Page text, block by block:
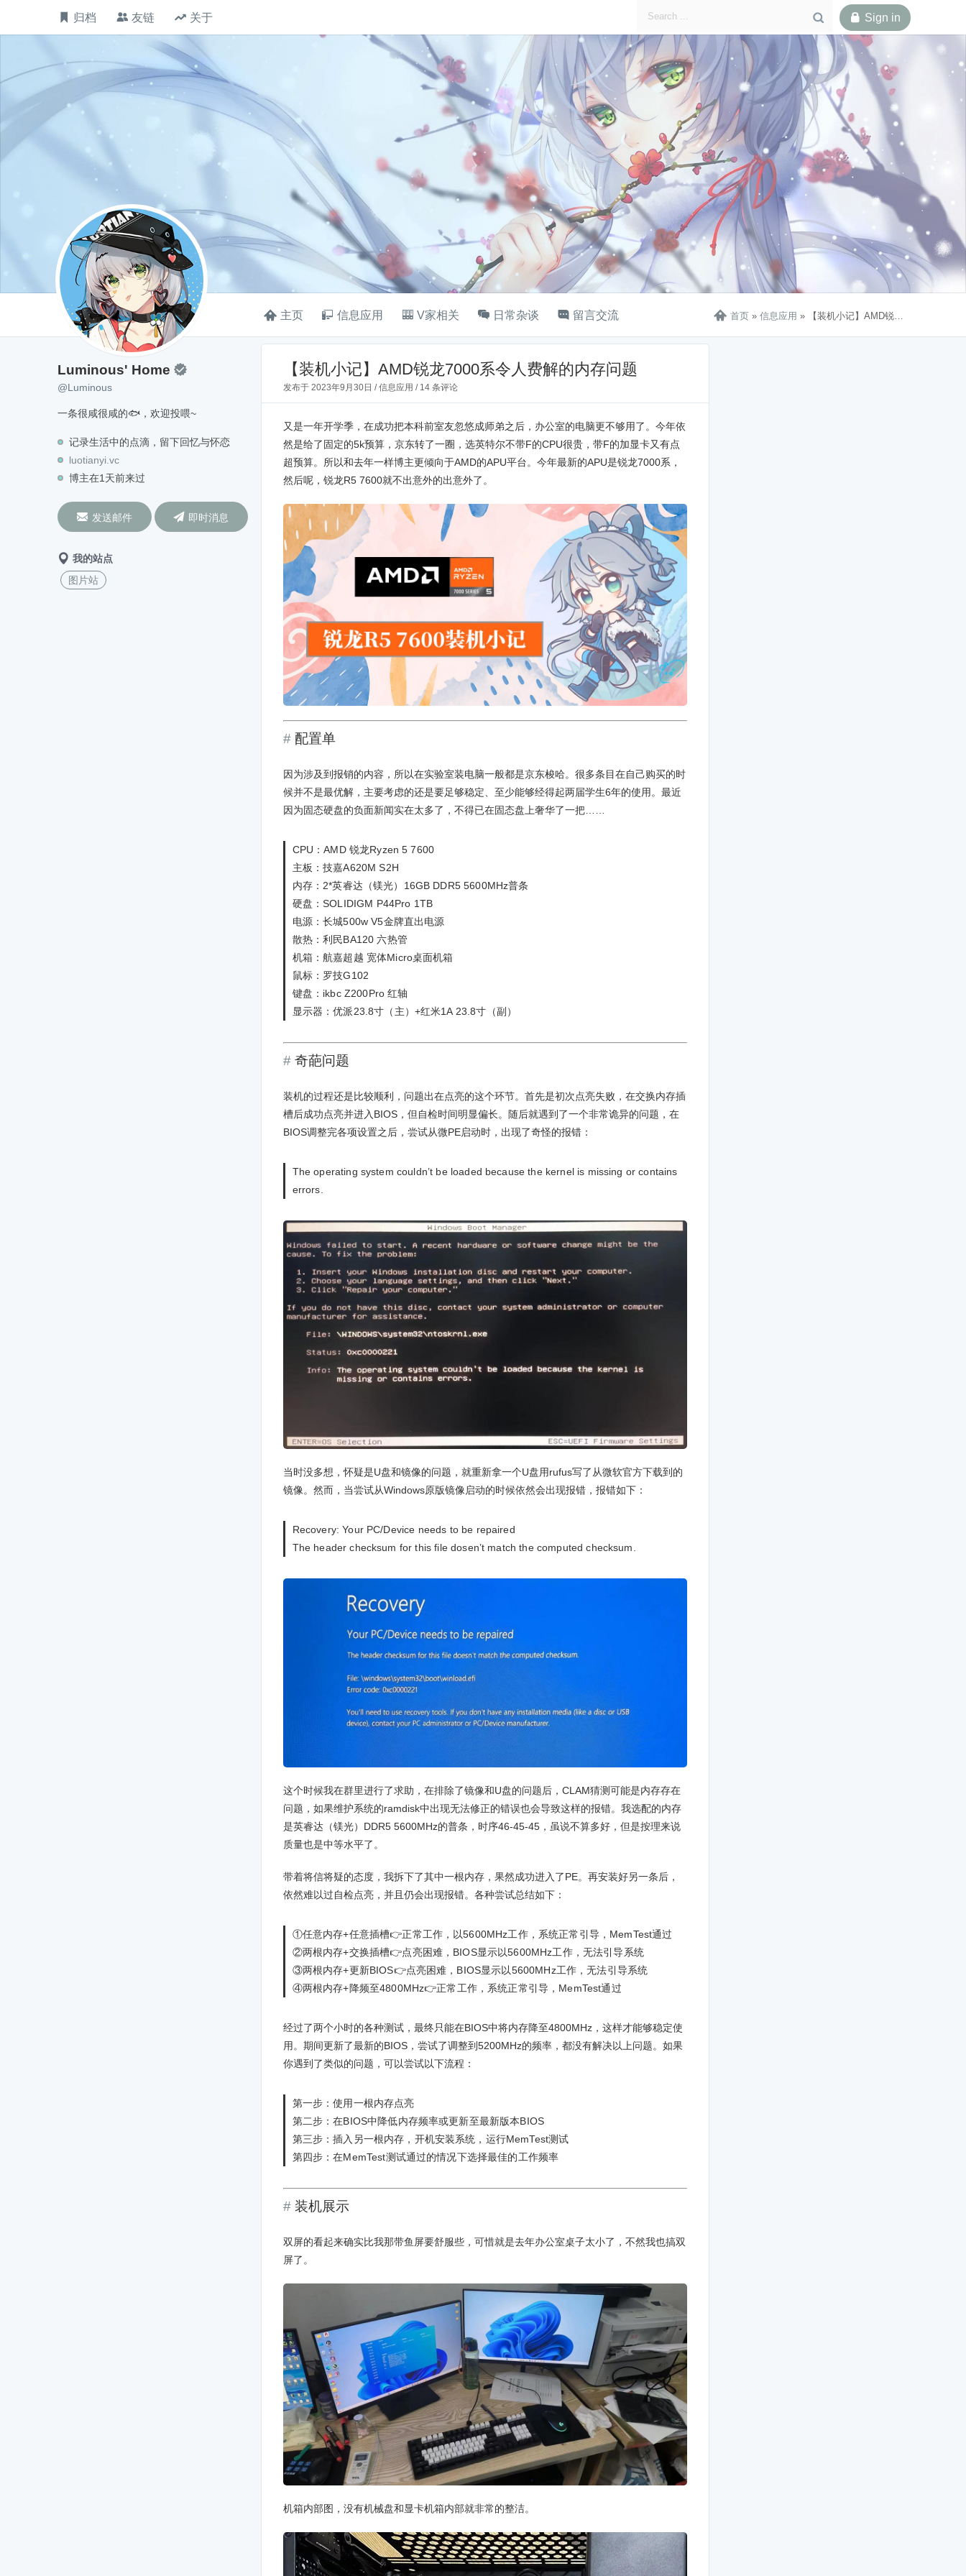
归档 友链 关于   Sign in
Luminous' Home
@Luminous
主页 信息应用 V家相关 日常杂谈 留言交流  首页 »信息应用 » 【装机小记】AMD锐龙7000系令人费解的内存问题
Luminous' Home 
@Luminous
一条很咸很咸的🐟，欢迎投喂~
记录生活中的点滴，留下回忆与怀恋
luotianyi.vc
博主在1天前来过
 发送邮件  即时消息
我的站点
图片站
【装机小记】AMD锐龙7000系令人费解的内存问题
发布于 2023年9月30日 /信息应用 / 14 条评论
又是一年开学季，在成功把本科前室友忽悠成师弟之后，办公室的电脑更不够用了。今年依
然是给了固定的5k预算，京东转了一圈，选英特尔不带F的CPU很贵，带F的加显卡又有点
超预算。所以和去年一样博主更倾向于AMD的APU平台。今年最新的APU是锐龙7000系，
然后呢，锐龙R5 7600就不出意外的出意外了。
配置单
因为涉及到报销的内容，所以在实验室装电脑一般都是京东梭哈。很多条目在自己购买的时
候并不是最优解，主要考虑的还是要足够稳定、至少能够经得起两届学生6年的使用。最近
因为固态硬盘的负面新闻实在太多了，不得已在固态盘上奢华了一把……
CPU：AMD 锐龙Ryzen 5 7600
主板：技嘉A620M S2H
内存：2*英睿达（镁光）16GB DDR5 5600MHz普条
硬盘：SOLIDIGM P44Pro 1TB
电源：长城500w V5金牌直出电源
散热：利民BA120 六热管
机箱：航嘉超越 宽体Micro桌面机箱
鼠标：罗技G102
键盘：ikbc Z200Pro 红轴
显示器：优派23.8寸（主）+红米1A 23.8寸（副）
奇葩问题
装机的过程还是比较顺利，问题出在点亮的这个环节。首先是初次点亮失败，在交换内存插
槽后成功点亮并进入BIOS，但自检时间明显偏长。随后就遇到了一个非常诡异的问题，在
BIOS调整完各项设置之后，尝试从微PE启动时，出现了奇怪的报错：
The operating system couldn’t be loaded because the kernel is missing or contains
errors.
当时没多想，怀疑是U盘和镜像的问题，就重新拿一个U盘用rufus写了从微软官方下载到的
镜像。然而，当尝试从Windows原版镜像启动的时候依然会出现报错，报错如下：
Recovery: Your PC/Device needs to be repaired
The header checksum for this file dosen’t match the computed checksum.
这个时候我在群里进行了求助，在排除了镜像和U盘的问题后，CLAM猜测可能是内存存在
问题，如果维护系统的ramdisk中出现无法修正的错误也会导致这样的报错。我选配的内存
是英睿达（镁光）DDR5 5600MHz的普条，时序46-45-45，虽说不算多好，但是按理来说
质量也是中等水平了。
带着将信将疑的态度，我拆下了其中一根内存，果然成功进入了PE。再安装好另一条后，
依然难以过自检点亮，并且仍会出现报错。各种尝试总结如下：
①任意内存+任意插槽👉正常工作，以5600MHz工作，系统正常引导，MemTest通过
②两根内存+交换插槽👉点亮困难，BIOS显示以5600MHz工作，无法引导系统
③两根内存+更新BIOS👉点亮困难，BIOS显示以5600MHz工作，无法引导系统
④两根内存+降频至4800MHz👉正常工作，系统正常引导，MemTest通过
经过了两个小时的各种测试，最终只能在BIOS中将内存降至4800MHz，这样才能够稳定使
用。期间更新了最新的BIOS，尝试了调整到5200MHz的频率，都没有解决以上问题。如果
你遇到了类似的问题，可以尝试以下流程：
第一步：使用一根内存点亮
第二步：在BIOS中降低内存频率或更新至最新版本BIOS
第三步：插入另一根内存，开机安装系统，运行MemTest测试
第四步：在MemTest测试通过的情况下选择最佳的工作频率
装机展示
双屏的看起来确实比我那带鱼屏要舒服些，可惜就是去年办公室桌子太小了，不然我也搞双
屏了。
机箱内部图，没有机械盘和显卡机箱内部就非常的整洁。
配置单
奇葩问题
装机展示
结语